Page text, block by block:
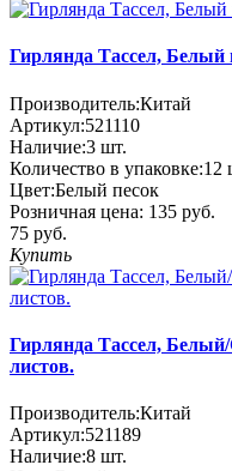
Гирлянда Тассел, Белый
Производитель:Китай
Артикул:521110
Наличие:3 шт.
Количество в упаковке:12
Цвет:Белый песок
Розничная цена: 135 руб.
75 руб.
Купить
Гирлянда Тассел,
листов.
Производитель:Китай
Артикул:521189
Наличие:8 шт.